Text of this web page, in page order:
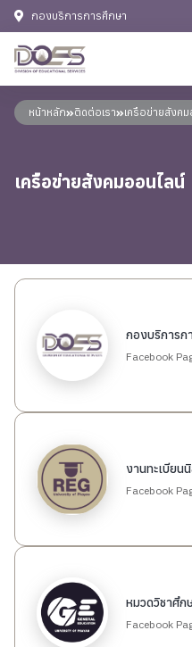
กองบริการการศึกษา
หน้าหลัก
ประวัติหน่วยงาน
อำนาจหน้าที่
ข้อมูลบุคลากร
นโยบายคุ้มครองข้อมูลส่วนบุคคล
แผน/มาตรการ
ติดต่อเรา
ช่องทางการร้องเรียนการทุจริ
ช่องทางการร้องเรียนการทุจริต
Social Network
คำถามที่พบบ่อย
หน้าหลัก ติดต่อเรา เครือข่ายสังค
เครือข่ายสังคมออนไลน์
กองบริการก
Facebook
งานทะเบียน
Facebook
หมวดวิชาศึก
Facebook